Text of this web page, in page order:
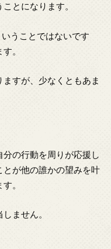
とになります。
うことではないです
。
すが、少なくともあま
の行動を周りが応援し
が他の誰かの望みを叶
。
ません。